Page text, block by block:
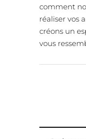
comment
réaliser vos
créons un
vous